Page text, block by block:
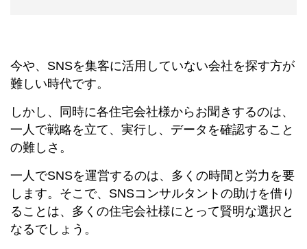
今や、SNSを集客に活用していない会社を探す方が
難しい時代です。
しかし、同時に各住宅会社様からお聞きするのは、
一人で戦略を立て、実行し、データを確認すること
の難しさ。
一人でSNSを運営するのは、多くの時間と労力を要
します。そこで、SNSコンサルタントの助けを借り
ることは、多くの住宅会社様にとって賢明な選択と
なるでしょう。